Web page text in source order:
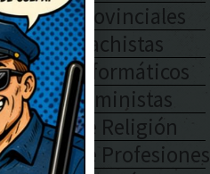
Chistes Provinciales
Chistes Machistas
Chistes Informáticos
Chistes Feministas
Chistes De Religión
Chistes De Profesiones